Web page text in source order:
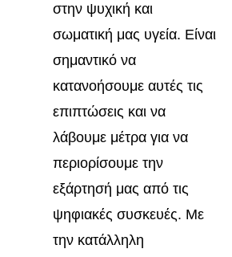
στην ψυχική και
σωματική μας υγεία. Είναι
σημαντικό να
κατανοήσουμε αυτές τις
επιπτώσεις και να
λάβουμε μέτρα για να
περιορίσουμε την
εξάρτησή μας από τις
ψηφιακές συσκευές. Με
την κατάλληλη